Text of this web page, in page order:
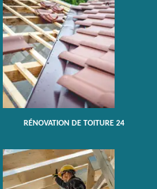
RÉNOVATION DE TOITURE 24